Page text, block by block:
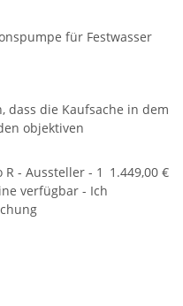
für Festwasser
dass die Kaufsache in dem
objektiven
- Aussteller - 1
verfügbar - Ich
1.449,00 €